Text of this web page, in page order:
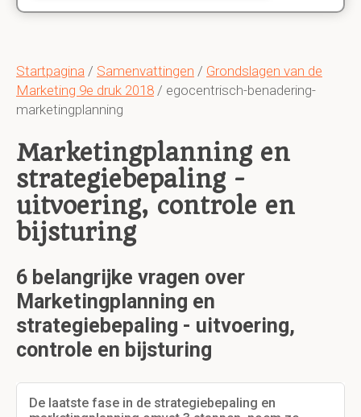
Startpagina / Samenvattingen / Grondslagen van de
Marketing 9e druk 2018 / egocentrisch-benadering-
marketingplanning
Marketingplanning en
strategiebepaling -
uitvoering, controle en
bijsturing
6 belangrijke vragen over
Marketingplanning en
strategiebepaling - uitvoering,
controle en bijsturing
De laatste fase in de strategiebepaling en